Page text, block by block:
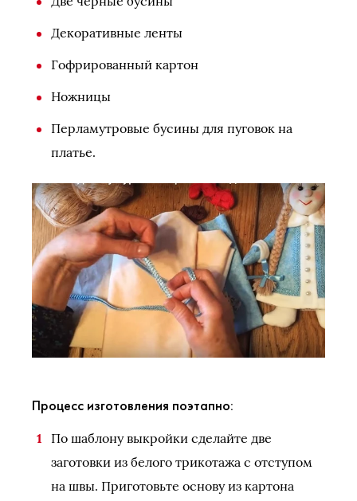
Декоративные ленты
Гофрированный картон
Ножницы
Перламутровые бусины для пуговок на
платье.
Процесс изготовления поэтапно:
По шаблону выкройки сделайте две
заготовки из белого трикотажа с отступом
на швы. Приготовьте основу из картона